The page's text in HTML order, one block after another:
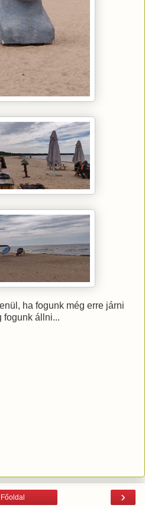
ha fogunk még erre járni
fogunk állni...
›
Főoldal